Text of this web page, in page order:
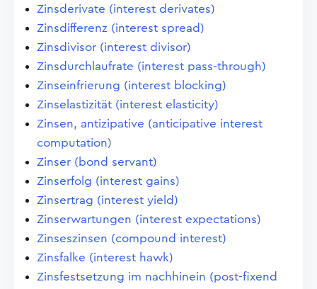
Zinsderivate (interest derivates)
Zinsdifferenz (interest spread)
Zinsdivisor (interest divisor)
Zinsdurchlaufrate (interest pass-through)
Zinseinfrierung (interest blocking)
Zinselastizität (interest elasticity)
Zinsen, antizipative (anticipative interest
computation)
Zinser (bond servant)
Zinserfolg (interest gains)
Zinsertrag (interest yield)
Zinserwartungen (interest expectations)
Zinseszinsen (compound interest)
Zinsfalke (interest hawk)
Zinsfestsetzung im nachhinein (post-fixend